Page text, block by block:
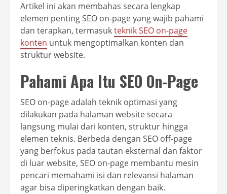
Artikel ini akan membahas secara lengkap
elemen penting SEO on-page yang wajib pahami
dan terapkan, termasukteknik SEO on-page
konten untuk mengoptimalkan konten dan
struktur website.
Pahami Apa Itu SEO On-Page
SEO on-page adalah teknik optimasi yang
dilakukan pada halaman website secara
langsung mulai dari konten, struktur hingga
elemen teknis. Berbeda dengan SEO off-page
yang berfokus pada tautan eksternal dan faktor
di luar website, SEO on-page membantu mesin
pencari memahami isi dan relevansi halaman
agar bisa diperingkatkan dengan baik.